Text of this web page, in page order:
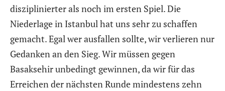
disziplinierter als noch im ersten Spiel. Die
Niederlage in Istanbul hat uns sehr zu schaffen
gemacht. Egal wer ausfallen sollte, wir verlieren nur
Gedanken an den Sieg. Wir müssen gegen
Basaksehir unbedingt gewinnen, da wir für das
Erreichen der nächsten Runde mindestens zehn